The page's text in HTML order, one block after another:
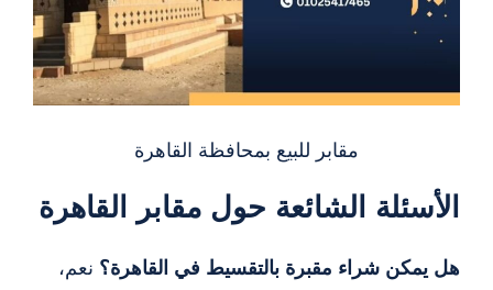
مقابر للبيع بمحافظة القاهرة
الأسئلة الشائعة حول مقابر القاهرة
هل يمكن شراء مقبرة بالتقسيط في القاهرة؟ نعم،